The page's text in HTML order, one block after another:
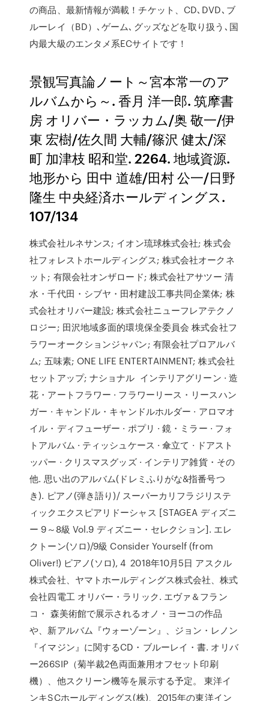
の商品、最新情報が満載！チケット、CD､DVD､ブ
ルーレイ（BD）､ゲーム､グッズなどを取り扱う､国
内最大級のエンタメ系ECサイトです！
景観写真論ノート～宮本常一のア
ルバムから～. 香月 洋一郎. 筑摩書
房 オリバー・ラッカム/奥 敬一/伊
東 宏樹/佐久間 大輔/篠沢 健太/深
町 加津枝 昭和堂. 2264. 地域資源.
地形から 田中 道雄/田村 公一/日野
隆生 中央経済ホールディングス.
107/134
株式会社ルネサンス; イオン琉球株式会社; 株式会
社フォレストホールディングス; 株式会社オークネ
ット; 有限会社オンザロード; 株式会社アサツー 清
水・千代田・シブヤ・田村建設工事共同企業体; 株
式会社オリバー建設; 株式会社ニューフレアテクノ
ロジー; 田沢地域多面的環境保全委員会 株式会社フ
ラワーオークションジャパン; 有限会社プロアルバ
ム; 五味素; ONE LIFE ENTERTAINMENT; 株式会社
セットアップ; ナショナル インテリアグリーン · 造
花・アートフラワー · フラワーリース・リースハン
ガー · キャンドル・キャンドルホルダー · アロマオ
イル・ディフューザー · ポプリ · 鏡・ミラー · フォ
トアルバム · ティッシュケース · 傘立て · ドアスト
ッパー · クリスマスグッズ · インテリア雑貨・その
他. 思い出のアルバム(ドレミふりがな&指番号つ
き). ピアノ(弾き語り)/ スーパーカリフラジリステ
ィックエクスピアリドーシャス [STAGEA ディズニ
ー 9～8級 Vol.9 ディズニー・セレクション]. エレ
クトーン(ソロ)/9級 Consider Yourself (from
Oliver!) ピアノ(ソロ), 4 2018年10月5日 アスクル
株式会社、ヤマトホールディングス株式会社、株式
会社四電工 オリバー・ラリック. エヴァ＆フラン
コ・ 森美術館で展示されるオノ・ヨーコの作品
や、新アルバム『ウォーゾーン』、ジョン・レノン
『イマジン』に関するCD・ブルーレイ・書. オリバ
ー266SIP（菊半裁2色両面兼用オフセット印刷
機）、他スクリーン機等を展示する予定。 東洋イ
ンキSCホールディングス(株)、2015年の東洋イン